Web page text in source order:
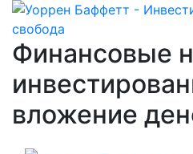
Финансовые
вложение